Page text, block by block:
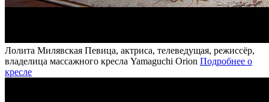
Лолита Милявская Певица, актриса, телеведущая, режиссёр,
владелица массажного кресла Yamaguchi Orion Подробнее о
кресле